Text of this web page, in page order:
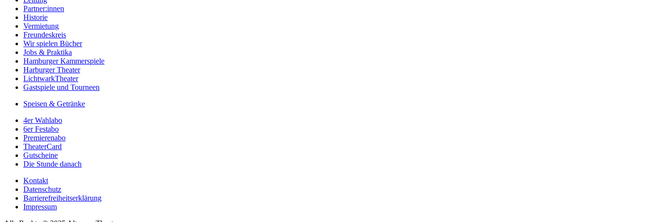
Partner:innen
Historie
Vermietung
Freundeskreis
Wir spielen Bücher
Jobs & Praktika
Hamburger Kammerspiele
Harburger Theater
LichtwarkTheater
Gastspiele und Tourneen
Speisen & Getränke
4er Wahlabo
6er Festabo
Premierenabo
TheaterCard
Gutscheine
Die Stunde danach
Kontakt
Datenschutz
Barrierefreiheitserklärung
Impressum